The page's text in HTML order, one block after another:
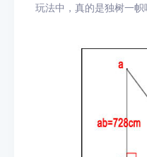
玩法中，真的是独树一帜